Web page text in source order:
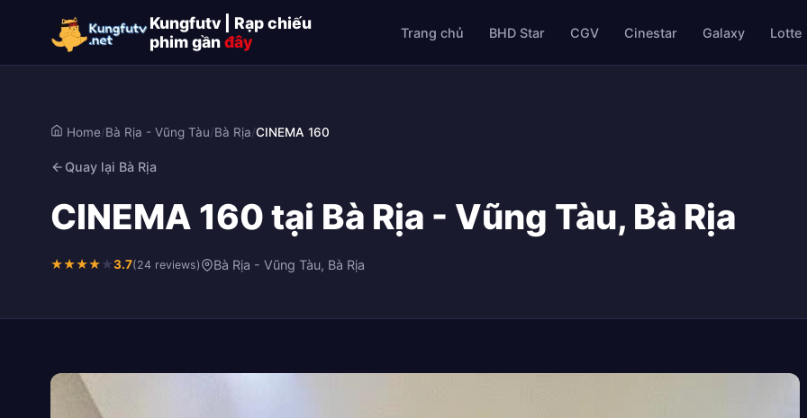
Kungfutv | Rạp chiếu
phim gầnđây Trang chủ BHD Star CGV Cinestar Galaxy Lotte
Home/Bà Rịa - Vũng Tàu/Bà Rịa/CINEMA 160
Quay lại Bà Rịa
CINEMA 160 tại Bà Rịa - Vũng Tàu, Bà Rịa
★★★★★3.7(24 reviews) Bà Rịa - Vũng Tàu, Bà Rịa